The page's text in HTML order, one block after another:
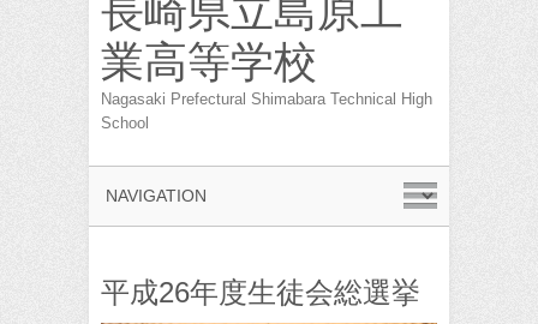
長崎県立島原工
業高等学校
Nagasaki Prefectural Shimabara Technical High
School
平成26年度生徒会総選挙